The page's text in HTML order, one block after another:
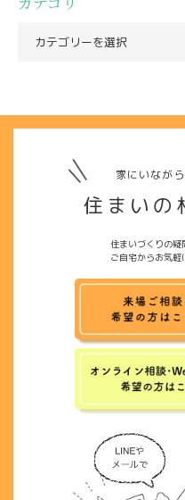
家にいなが
住まいの
住まいづくりの疑
ご自宅からお気軽